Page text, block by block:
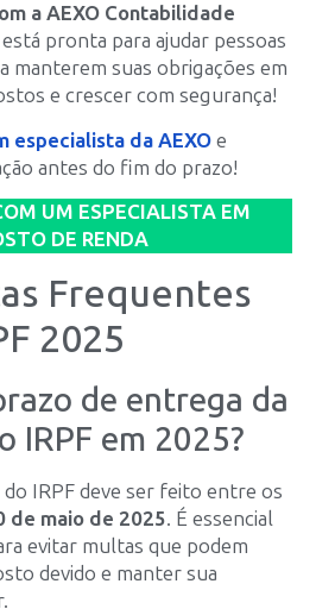
a AEXO Contabilidade
pronta para ajudar pessoas
manterem suas obrigações em
e crescer com segurança!
especialista da AEXO e
antes do fim do prazo!
UM ESPECIALISTA EM
DE RENDA
Frequentes
2025
de entrega da
IRPF em 2025?
do IRPF deve ser feito entre os
de maio de 2025. É essencial
evitar multas que podem
devido e manter sua